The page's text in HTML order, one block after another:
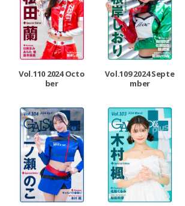
Vol.110 2024 Octo
ber
Vol.109 2024 Septe
mber